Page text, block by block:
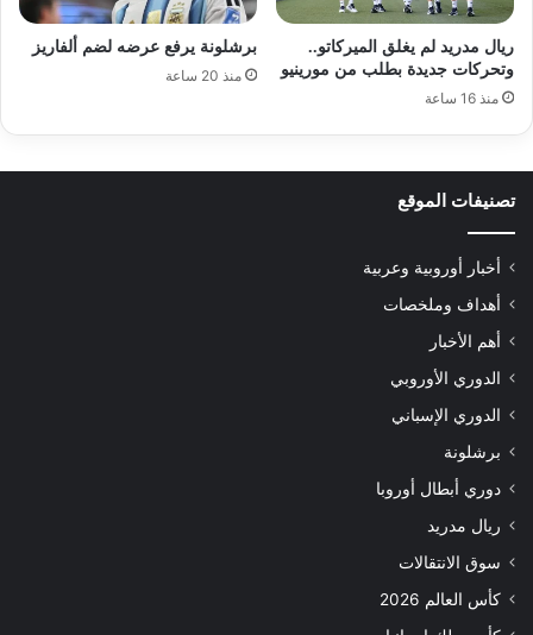
ريال مدريد لم يغلق الميركاتو..
وتحركات جديدة بطلب من مورينيو
منذ 16 ساعة
برشلونة يرفع عرضه لضم ألفاريز
منذ 20 ساعة
تصنيفات الموقع
أخبار أوروبية وعربية
أهداف وملخصات
أهم الأخبار
الدوري الأوروبي
الدوري الإسباني
برشلونة
دوري أبطال أوروبا
ريال مدريد
سوق الانتقالات
كأس العالم 2026